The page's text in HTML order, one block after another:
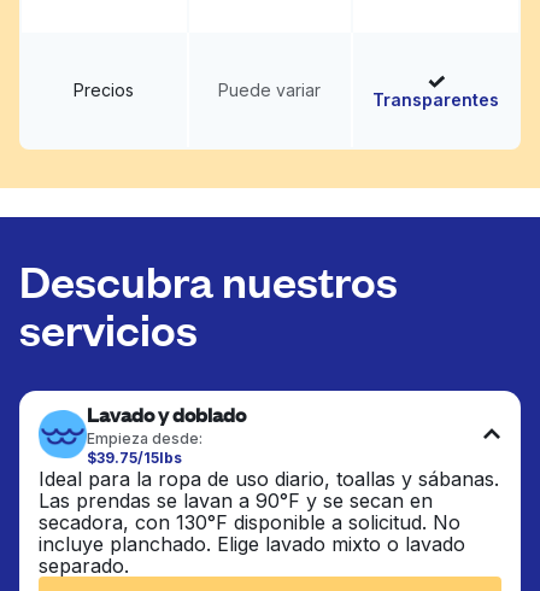
Precios Puede variar Transparentes
Descubra nuestros
servicios
Lavado y doblado
Empieza desde:
$39.75/15lbs
Ideal para la ropa de uso diario, toallas y sábanas.
Las prendas se lavan a 90°F y se secan en
secadora, con 130°F disponible a solicitud. No
incluye planchado. Elige lavado mixto o lavado
separado.